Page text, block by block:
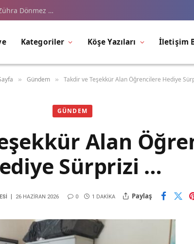
Dönmez …
Kategoriler Köşe Yazıları İletişim
» Gündem » Takdir ve Teşekkür Alan Öğrencilere Hediye
GÜNDEM
Alan
Sürprizi …
26 HAZIRAN 2026 0 1 DAKIKA Paylaş